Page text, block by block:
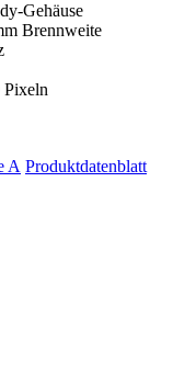
Gehäuse
Brennweite
Pixeln
Produktdatenblatt